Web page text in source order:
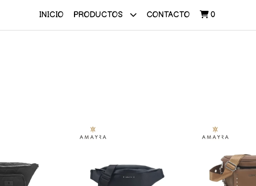
INICIO PRODUCTOS CONTACTO 0